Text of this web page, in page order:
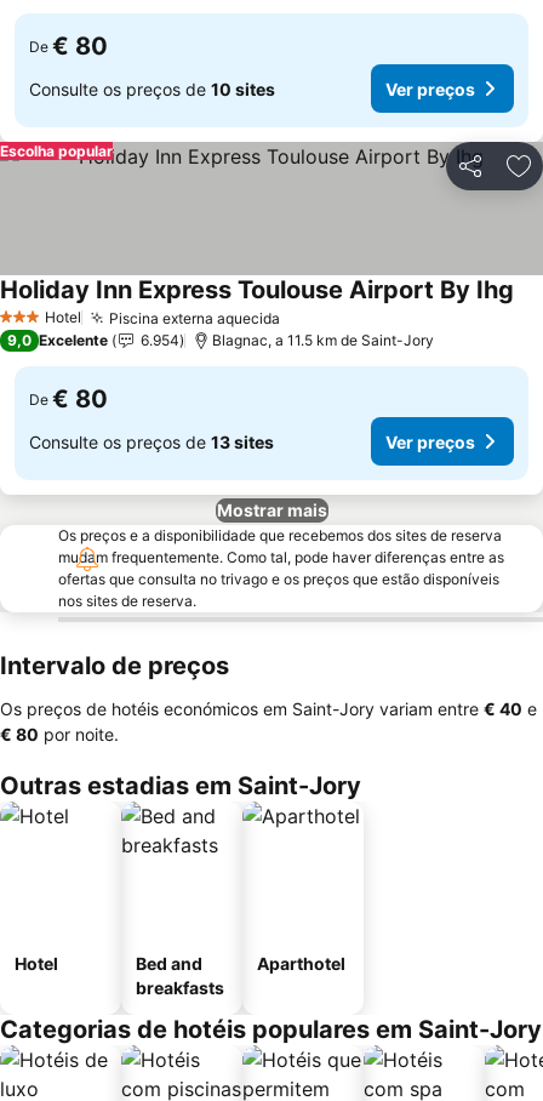
De € 80
Consulte os preços de 10 sites Ver preços
Partilhar
Escolha popular
3 EstrelasHotel Piscina externa aquecida
Holiday Inn Express Toulouse Airport By Ihg
9,0 Excelente 6.954 Blagnac, a 11.5 km de Saint-Jory
De € 80
Consulte os preços de 13 sites Ver preços
Mostrar mais
Os preços e a disponibilidade que recebemos dos sites de reserva
mudam frequentemente. Como tal, pode haver diferenças entre as
ofertas que consulta no trivago e os preços que estão disponíveis
nos sites de reserva.
Intervalo de preços
Os preços de hotéis económicos em Saint-Jory variam entre ‎€ 40 e
‎€ 80 por noite.
Outras estadias em Saint-Jory
Hotel
Bed and
breakfasts
Aparthotel
Categorias de hotéis populares em Saint-Jory